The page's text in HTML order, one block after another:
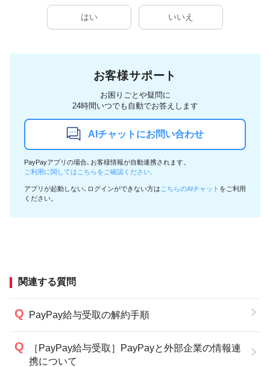
はい いいえ
お客様サポート
お困りごとや疑問に
24時間いつでも自動でお答えします
AIチャットにお問い合わせ
PayPayアプリの場合､お客様情報が自動連携されます。
ご利用に関してはこちらをご確認ください。
アプリが起動しない､ログインができない方は こちらのAIチャット をご利用
ください。
関連する質問
PayPay給与受取の解約手順
［PayPay給与受取］PayPayと外部企業の情報連
携について